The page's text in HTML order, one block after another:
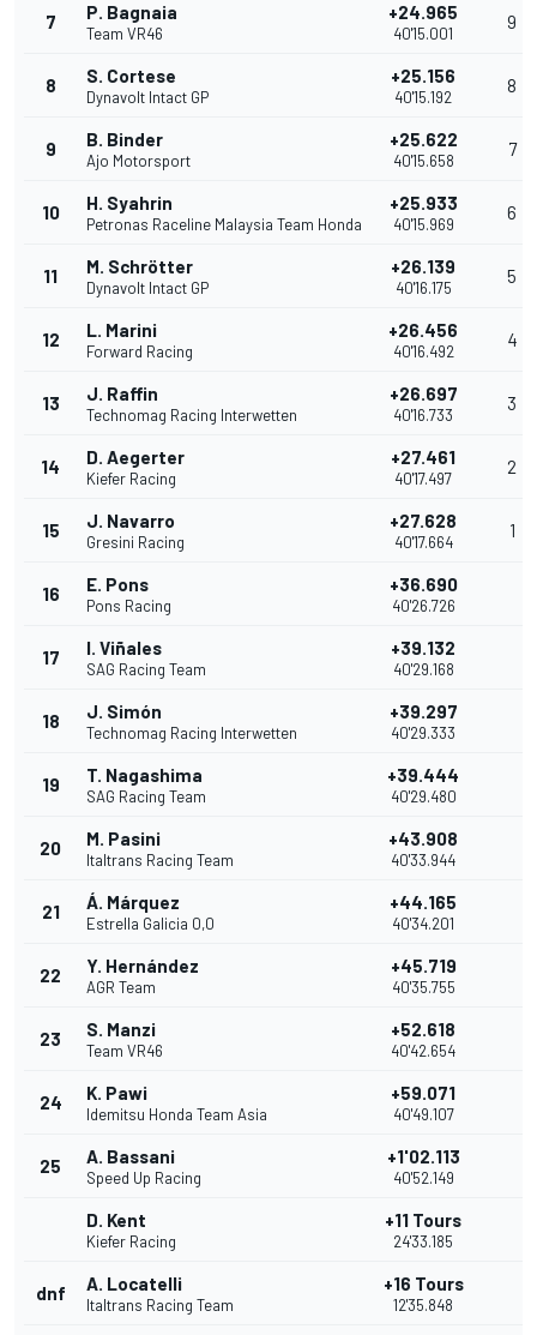
7 P. Bagnaia
Team VR46
+24.965
40'15.001
9
8 S. Cortese
Dynavolt Intact GP
+25.156
40'15.192
8
9 B. Binder
Ajo Motorsport
+25.622
40'15.658
7
10 H. Syahrin
Petronas Raceline Malaysia Team Honda
+25.933
40'15.969
6
11 M. Schrötter
Dynavolt Intact GP
+26.139
40'16.175
5
12 L. Marini
Forward Racing
+26.456
40'16.492
4
13 J. Raffin
Technomag Racing Interwetten
+26.697
40'16.733
3
14 D. Aegerter
Kiefer Racing
+27.461
40'17.497
2
15 J. Navarro
Gresini Racing
+27.628
40'17.664
1
16 E. Pons
Pons Racing
+36.690
40'26.726
17 I. Viñales
SAG Racing Team
+39.132
40'29.168
18 J. Simón
Technomag Racing Interwetten
+39.297
40'29.333
19 T. Nagashima
SAG Racing Team
+39.444
40'29.480
20 M. Pasini
Italtrans Racing Team
+43.908
40'33.944
21 Á. Márquez
Estrella Galicia 0,0
+44.165
40'34.201
22 Y. Hernández
AGR Team
+45.719
40'35.755
23 S. Manzi
Team VR46
+52.618
40'42.654
24 K. Pawi
Idemitsu Honda Team Asia
+59.071
40'49.107
25 A. Bassani
Speed Up Racing
+1'02.113
40'52.149
D. Kent
Kiefer Racing
+11 Tours
24'33.185
dnf A. Locatelli
Italtrans Racing Team
+16 Tours
12'35.848